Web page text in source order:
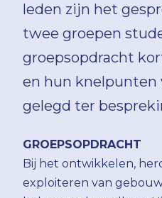
leden zijn het
twee groepen
groepsopdracht
en hun knelpunten
gelegd ter
GROEPSOPDRACHT
Bij het ontwikkelen,
exploiteren van